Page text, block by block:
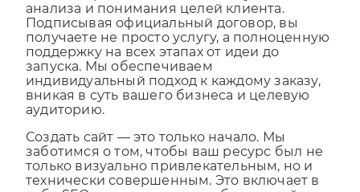
Каждый проект начинается с глубокого
анализа и понимания целей клиента.
Подписывая официальный договор, вы
получаете не просто услугу, а полноценную
поддержку на всех этапах от идеи до
запуска. Мы обеспечиваем
индивидуальный подход к каждому заказу,
вникая в суть вашего бизнеса и целевую
Создать сайт — это только начало. Мы
заботимся о том, чтобы ваш ресурс был не
только визуально привлекательным, но и